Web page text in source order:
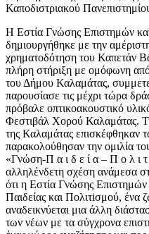
Καποδιστριακού
Η Εστία Γνώσης Επιστημών
δημιουργήθηκε με την
χρηματοδότηση του Καπετάν
πλήρη στήριξη με ομόφωνη
του Δήμου Καλαμάτας,
παρουσίασε τις μέχρι τώρα
πρόβαλε οπτικοακουστικό
Φεστιβάλ Χορού Καλαμάτας.
της Καλαμάτας επισκέφθηκαν
παρακολούθησαν την ομιλία
«Γνώση-Π α ι δ ε ί α – Π ο λ ι
αλληλένδετη σχέση ανάμεσα
ότι η Εστία Γνώσης Επιστημών
Παιδείας και Πολιτiσμού, ένα
αναδεικνύεται μια άλλη
των νέων με τα σύγχρονα